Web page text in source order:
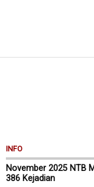
INFO
November 2025 NTB
386 Kejadian